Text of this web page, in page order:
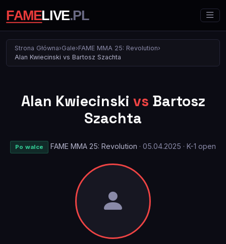
Strona Główna›Gale›FAME MMA 25: Revolution›
Alan Kwiecinski vs Bartosz Szachta
Alan Kwiecinski vs Bartosz
Szachta
Po walce FAME MMA 25: Revolution · 05.04.2025 · K-1 open